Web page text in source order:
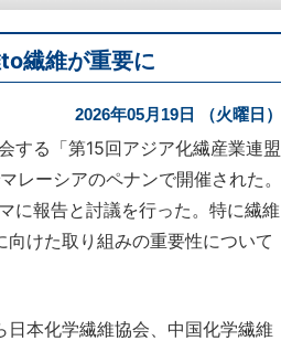
繊維が重要に
2026年05月19日 （火曜日）
する「第15回アジア化繊産業連盟
レーシアのペナンで開催された。
に報告と討議を行った。特に繊維
けた取り組みの重要性について
本化学繊維協会、中国化学繊維